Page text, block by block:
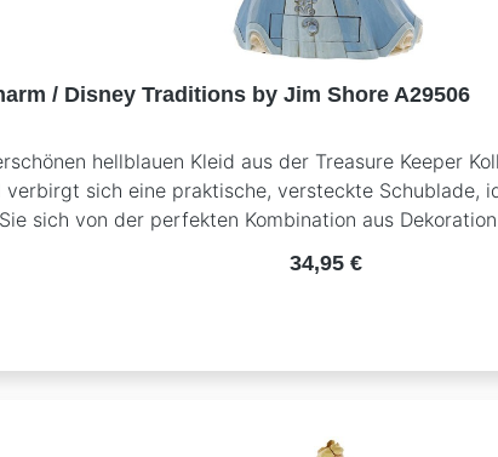
/ Disney Traditions by Jim Shore A29506
hellblauen Kleid aus der Treasure Keeper
verbirgt sich eine praktische, versteckte
sich von der perfekten Kombination aus
Sie Ihrer Sammlung nicht nur einen
Regulärer Preis:
34,95 €